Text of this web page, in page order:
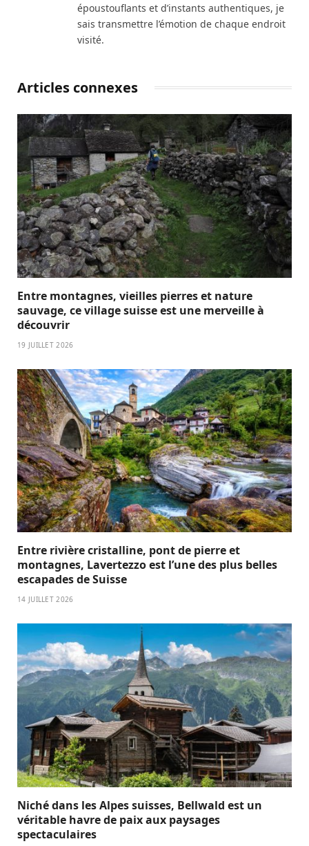
époustouflants et d’instants authentiques, je
sais transmettre l’émotion de chaque endroit
visité.
Articles connexes
Entre montagnes, vieilles pierres et nature
sauvage, ce village suisse est une merveille à
découvrir
19 JUILLET 2026
Entre rivière cristalline, pont de pierre et
montagnes, Lavertezzo est l’une des plus belles
escapades de Suisse
14 JUILLET 2026
Niché dans les Alpes suisses, Bellwald est un
véritable havre de paix aux paysages
spectaculaires